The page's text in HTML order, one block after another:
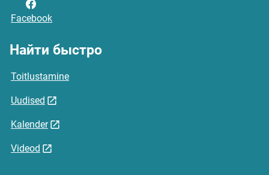
Facebook
Найти быстро
Toitlustamine
Uudised
Kalender
Videod